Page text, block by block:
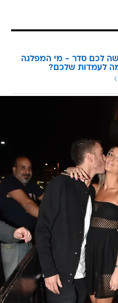
לכם סדר - מי המפלגה
לעמדות שלכם?